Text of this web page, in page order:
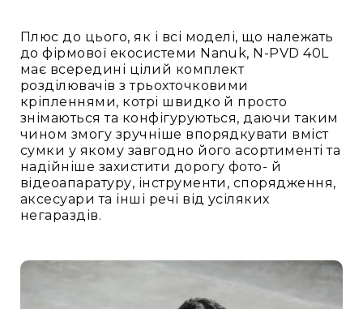
Плюс до цього, як і всі моделі, що належать
до фірмової екосистеми Nanuk, N-PVD 40L
має всередині цілий комплект
розділювачів з трьохточковими
кріпленнями, котрі швидко й просто
знімаються та конфігуруються, даючи таким
чином змогу зручніше впорядкувати вміст
сумки у якому завгодно його асортименті та
надійніше захистити дорогу фото- й
відеоапаратуру, інструменти, спорядження,
аксесуари та інші речі від усіляких
негараздів.